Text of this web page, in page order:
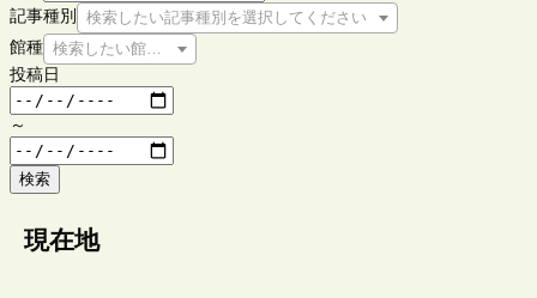
記事種別
検索したい記事種別を選択してください
館種 検索したい館種を選択してください
投稿日
～
検索
現在地